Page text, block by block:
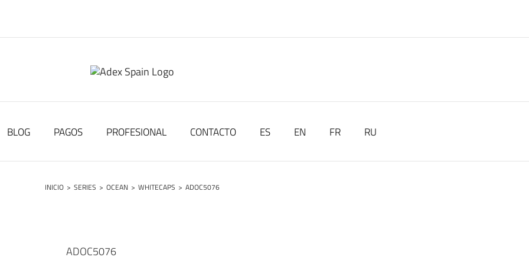
BLOG PAGOS PROFESIONAL CONTACTO ES EN FR RU
INICIO > SERIES > OCEAN > WHITECAPS > ADOC5076
ADOC5076